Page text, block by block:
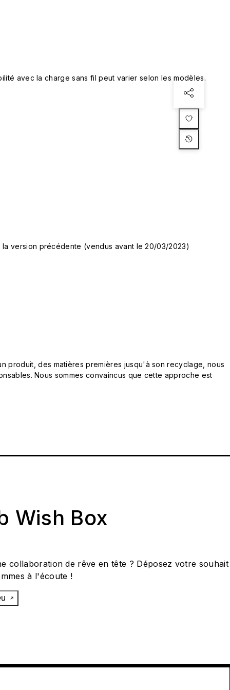
avec la charge sans fil peut varier selon les modèles.
version précédente (vendus avant le 20/03/2023)
produit, des matières premières jusqu'à son recyclage, nous
Nous sommes convaincus que cette approche est
Wish Box
collaboration de rêve en tête ? Déposez votre souhait
à l'écoute !